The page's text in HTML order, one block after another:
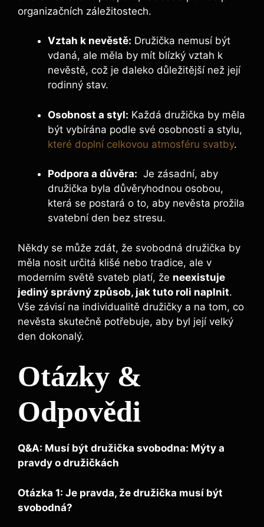
organizačních záležitostech.
Vztah k nevěstě: Družička nemusí ‍být
vdaná, ale měla by ⁢mít⁤ blízký ​vztah k
nevěstě, což je⁤ daleko důležitější ​než⁤ její
rodinný stav.
Osobnost a styl: ⁣Každá družička by měla
být vybírána⁢ podle své osobnosti a‌ stylu,
které doplní celkovou atmosféru svatby.
Podpora a⁤ důvěra: ⁤ Je zásadní, aby
družička byla důvěryhodnou osobou,
která se postará o to, ⁣aby ​nevěsta⁢ prožila
svatební ‌den ​bez‍ stresu.
Někdy‌ se ⁣může zdát,‍ že svobodná družička by
měla nosit určitá klišé nebo tradice, ale v
⁤moderním ‌světě svateb platí,‌ že neexistuje
jediný správný způsob, jak tuto roli naplnit.
Vše závisí na⁢ individualitě družičky ​a na tom, co
nevěsta skutečně potřebuje, aby byl její⁢ velký
den dokonalý.
Otázky &
Odpovědi
Q&A: ‌Musí být družička‌ svobodna: Mýty a
pravdy o ⁣družičkách
Otázka⁤ 1: ‍Je pravda, že družička musí být
svobodná?